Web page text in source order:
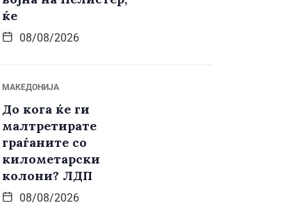
ќе
08/08/2026
МАКЕДОНИЈА
До кога ќе ги
малтретирате
граѓаните со
километарски
колони? ЛДП
08/08/2026